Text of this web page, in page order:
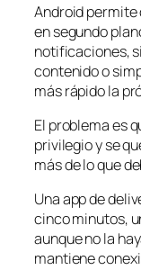
Android permite
en segundo
notificaciones,
contenido o
más rápido la
El problema es
privilegio y se
más de lo que
Una app de
cinco minutos,
aunque no la
mantiene